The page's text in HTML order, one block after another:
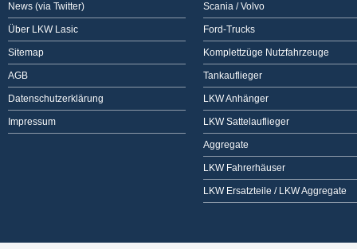
News (via Twitter)
Über LKW Lasic
Sitemap
AGB
Datenschutzerklärung
Impressum
Scania / Volvo
Ford-Trucks
Komplettzüge Nutzfahrzeuge
Tankauflieger
LKW Anhänger
LKW Sattelauflieger
Aggregate
LKW Fahrerhäuser
LKW Ersatzteile / LKW Aggregate